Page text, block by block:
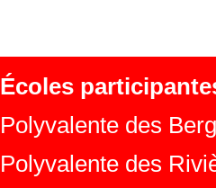
Écoles
Polyvalente des
Polyvalente des